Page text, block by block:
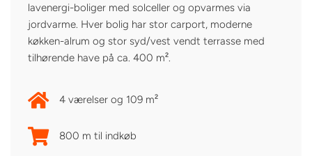
lavenergi-boliger med solceller og opvarmes via
jordvarme. Hver bolig har stor carport, moderne
køkken-alrum og stor syd/vest vendt terrasse med
tilhørende have på ca. 400 m².
4 værelser og 109 m²
800 m til indkøb